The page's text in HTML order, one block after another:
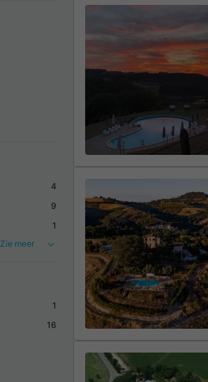
4
9
1
Zie meer
1
16